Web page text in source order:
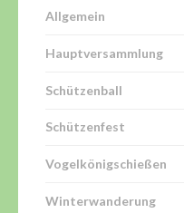
Allgemein
Hauptversammlung
Schützenball
Schützenfest
Vogelkönigschießen
Winterwanderung